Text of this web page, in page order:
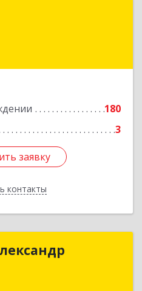
180
3
заявку
контакты
край, Хабаровск г,
заявку
Александр